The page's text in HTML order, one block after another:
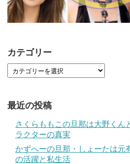
カテゴリー
最近の投稿
さくらももこの旦那は大野くん
ラクターの真実
かずへーの旦那・しょーたは元
の活躍と私生活